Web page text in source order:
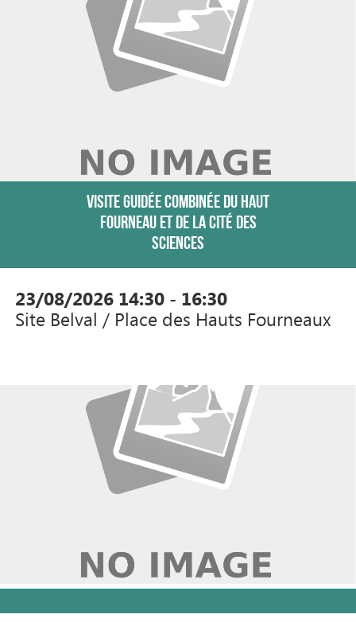
VISITE GUIDÉE COMBINÉE DU HAUT
FOURNEAU ET DE LA CITÉ DES
SCIENCES
23/08/2026 14:30 - 16:30
Site Belval / Place des Hauts Fourneaux